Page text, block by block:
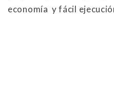
economía y fácil